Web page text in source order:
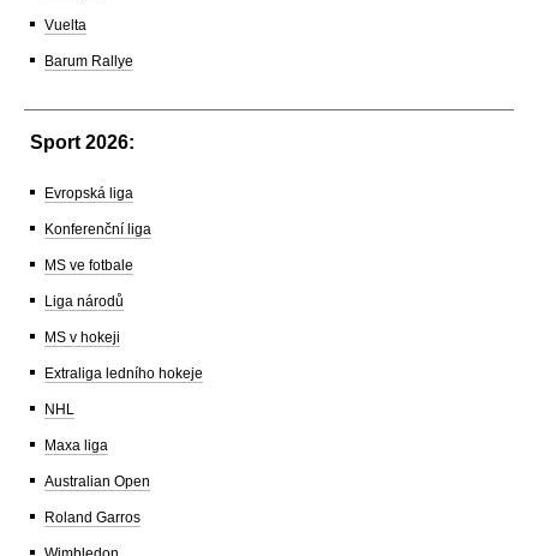
Vuelta
Barum Rallye
Sport 2026:
Evropská liga
Konferenční liga
MS ve fotbale
Liga národů
MS v hokeji
Extraliga ledního hokeje
NHL
Maxa liga
Australian Open
Roland Garros